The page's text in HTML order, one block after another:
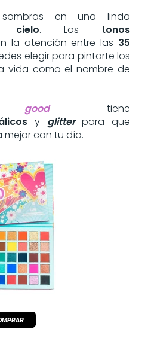
en una linda
cielo. Los tonos
la atención entre las 35
elegir para pintarte los
vida como el nombre de
tiene
y glitter para que
mejor con tu día.